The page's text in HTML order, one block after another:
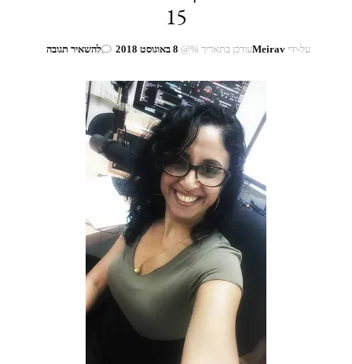
15
על-ידי Meiravעודכן בתאריך %@ 8 באוגוסט 2018 להשאיר תגובהבנושא